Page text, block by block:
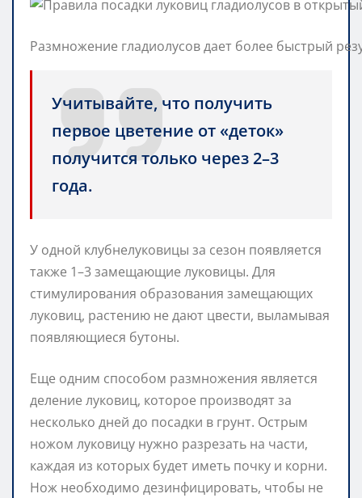
Размножение гладиолусов дает более быстрый
Учитывайте, что получить
первое цветение от «деток»
получится только через 2–3
года.
У одной клубнелуковицы за сезон появляется
также 1–3 замещающие луковицы. Для
стимулирования образования замещающих
луковиц, растению не дают цвести, выламывая
появляющиеся бутоны.
Еще одним способом размножения является
деление луковиц, которое производят за
несколько дней до посадки в грунт. Острым
ножом луковицу нужно разрезать на части,
каждая из которых будет иметь почку и корни.
Нож необходимо дезинфицировать, чтобы не